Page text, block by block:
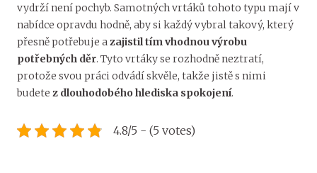
vydrží není pochyb. Samotných vrtáků tohoto typu mají v
nabídce opravdu hodně, aby si každý vybral takový, který
přesně potřebuje azajistil tím vhodnou výrobu
potřebných děr. Tyto vrtáky se rozhodně neztratí,
protože svou práci odvádí skvěle, takže jistě s nimi
budete z dlouhodobého hlediska spokojení.
4.8/5 - (5 votes)